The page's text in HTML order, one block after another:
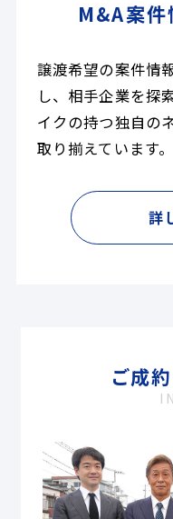
M&A案件
譲渡希望の案件情
し、相手企業を探
イクの持つ独自の
取り揃えています。
詳
ご成